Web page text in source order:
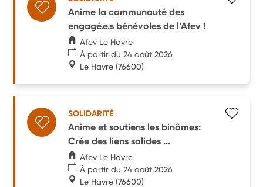
Anime la communauté des
engagé.e.s bénévoles de l’Afev !
Afev Le Havre
À partir du 24 août 2026
Le Havre (76600)
SOLIDARITÉ
Anime et soutiens les binômes:
Crée des liens solides ...
Afev Le Havre
À partir du 24 août 2026
Le Havre (76600)